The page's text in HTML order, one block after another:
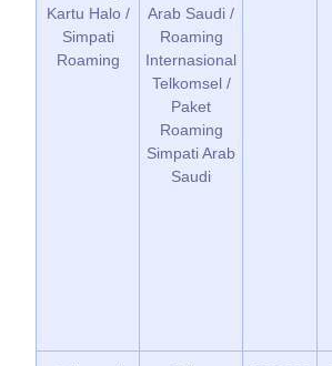
Kartu Halo /
Simpati
Roaming
Arab Saudi /
Roaming
Internasional
Telkomsel /
Paket
Roaming
Simpati Arab
Saudi